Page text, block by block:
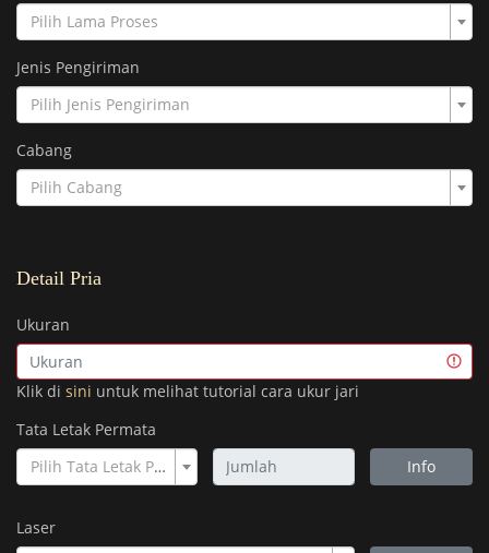
Pilih Lama Proses
Jenis Pengiriman
Pilih Jenis Pengiriman
Cabang
Pilih Cabang
Detail Pria
Ukuran
Klik di sini untuk melihat tutorial cara ukur jari
Tata Letak Permata
Pilih Tata Letak Permata
Info
Laser